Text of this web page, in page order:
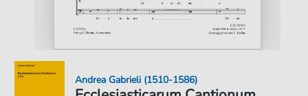
Andrea Gabrieli (1510-1586)